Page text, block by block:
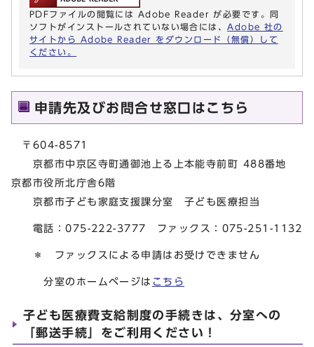
PDFファイルの閲覧には Adobe Reader が必要です。同
ソフトがインストールされていない場合には、Adobe 社の
サイトから Adobe Reader をダウンロード（無償）して
ください。
申請先及びお問合せ窓口はこちら
〒604-8571
京都市中京区寺町通御池上る上本能寺前町 488番地
京都市役所北庁舎6階
京都市子ども家庭支援課分室 子ども医療担当
電話：075-222-3777 ファックス：075-251-1132
＊ ファックスによる申請はお受けできません
分室のホームページは こちら
子ども医療費支給制度の手続きは、分室への
「郵送手続」をご利用ください！